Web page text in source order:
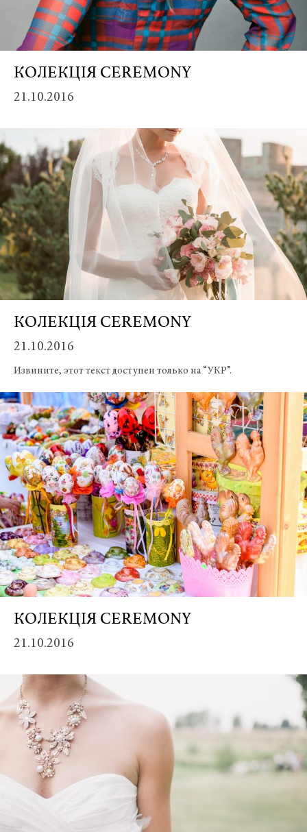
Винея
Vineya
КОЛЕКЦІЯ CEREMONY
21.10.2016
Винея
Винея
Vineya
0005
КОЛЕКЦІЯ CEREMONY
21.10.2016
Извините, этот текст доступен только на “УКР”.
Винея
Винея
Винея
Vineya
КОЛЕКЦІЯ CEREMONY
21.10.2016
Винея
Винея